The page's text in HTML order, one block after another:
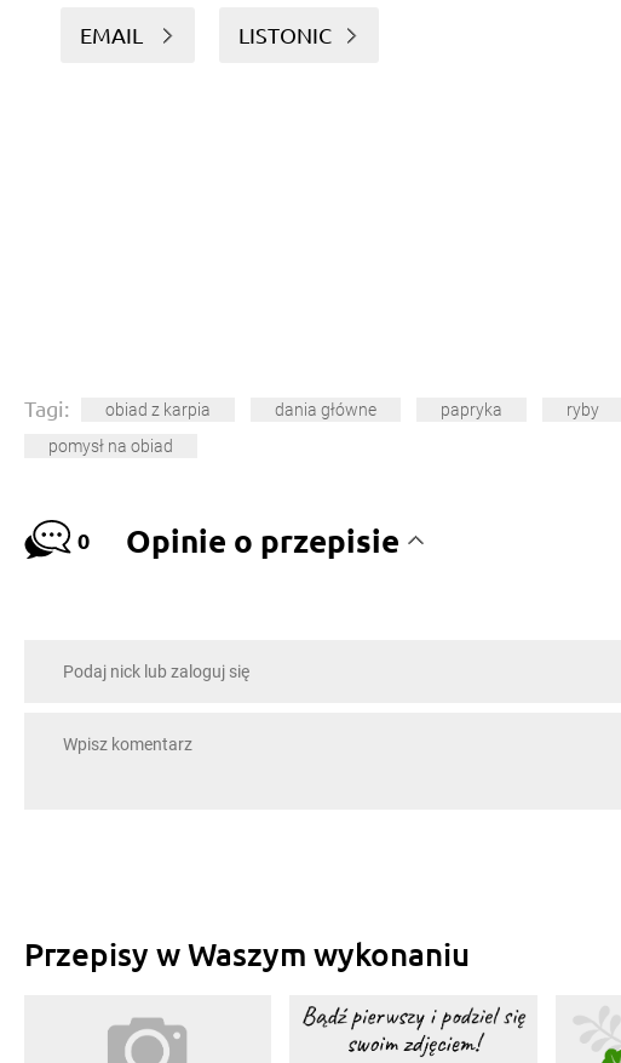
EMAIL LISTONIC
Tagi: obiad z karpia dania główne papryka ryby
pomysł na obiad
0 Opinie o przepisie
Przepisy w Waszym wykonaniu